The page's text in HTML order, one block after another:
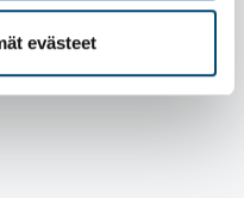
evästeet